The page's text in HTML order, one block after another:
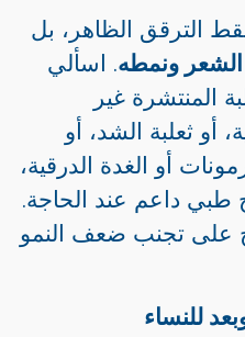
فقط الترقق الظاهر، بل
ونمطه. اسألي
المنتشرة غير
أو ثعلبة الشد، أو
أو الغدة الدرقية،
طبي داعم عند الحاجة.
على تجنب ضعف النمو
للنساء